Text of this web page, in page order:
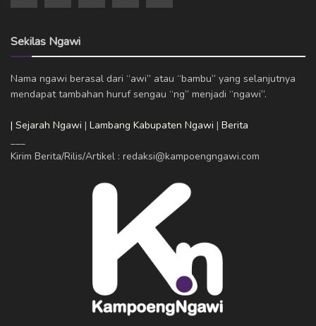
Sekilas Ngawi
Nama ngawi berasal dari “awi” atau “bambu” yang selanjutnya
mendapat tambahan huruf sengau “ng” menjadi “ngawi”.
| Sejarah Ngawi | Lambang Kabupaten Ngawi | Berita
___
Kirim Berita/Rilis/Artikel : redaksi@kampoengngawi.com